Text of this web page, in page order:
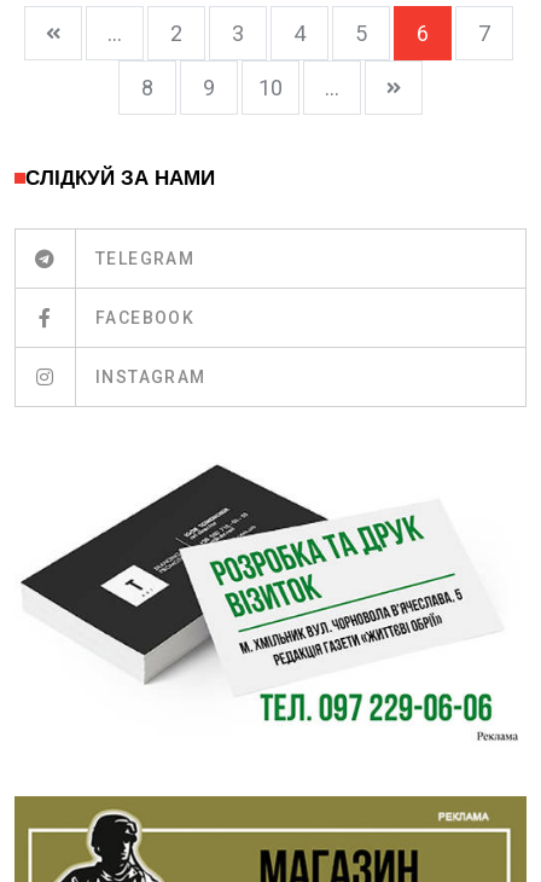
... 2 3 4 5 6 7
8 9 10 ...
СЛІДКУЙ ЗА НАМИ
TELEGRAM
FACEBOOK
INSTAGRAM